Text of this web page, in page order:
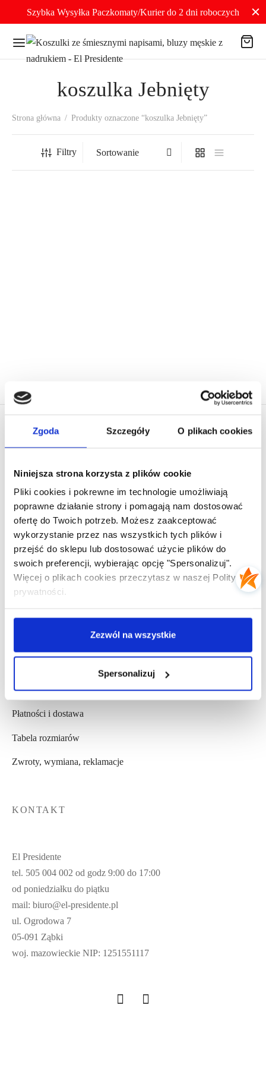
Zgoda Szczegóły O plikach cookies
Niniejsza strona korzysta z plików cookie
Pliki cookies i pokrewne im technologie umożliwiają
poprawne działanie strony i pomagają nam dostosować
ofertę do Twoich potrzeb. Możesz zaakceptować
wykorzystanie przez nas wszystkich tych plików i
przejść do sklepu lub dostosować użycie plików do
swoich preferencji, wybierając opcję "Spersonalizuj".
Więcej o plikach cookies przeczytasz w naszej Polityce
prywatności.
Zezwól na wszystkie
Spersonalizuj
Szybka Wysyłka Paczkomaty/Kurier do 2 dni roboczych
koszulka Jebnięty
Strona główna / Produkty oznaczone “koszulka Jebnięty”
Filtry
EL PRESIDENTE
O nas
Dlaczego Warto Kupować w El Presidente
Moje konto
Kontakt
Opinie Klientów
Współpraca b2b
Polityka prywatności
Płatności i dostawa
Tabela rozmiarów
Zwroty, wymiana, reklamacje
KONTAKT
El Presidente
tel. 505 004 002 od godz 9:00 do 17:00
od poniedziałku do piątku
mail: biuro@el-presidente.pl
ul. Ogrodowa 7
05-091 Ząbki
woj. mazowieckie NIP: 1251551117